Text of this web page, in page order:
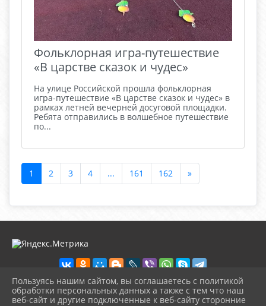
Фольклорная игра-путешествие
«В царстве сказок и чудес»
На улице Российской прошла фольклорная
игра-путешествие «В царстве сказок и чудес» в
рамках летней вечерней досуговой площадки.
Ребята отправились в волшебное путешествие
по...
1 2 3 4 ... 161 162 »
Пользуясь нашим сайтом, вы соглашаетесь с политикой
обработки персональных данных а также с тем что наш
веб-сайт и другие подключенные к веб-сайту сторонние